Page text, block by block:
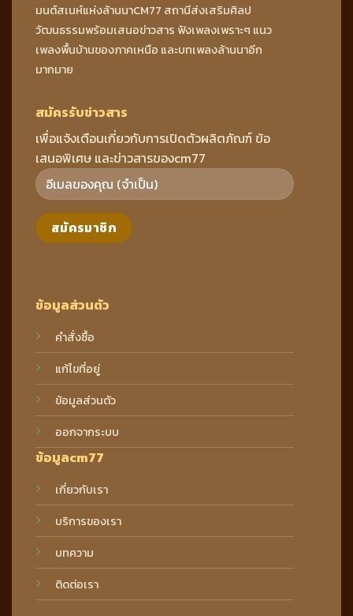
มนต์สเนห์แห่งล้านนาCM77 สถานีส่งเสริมศิลป
วัฒนธรรมพร้อมเสนอข่าวสาร ฟังเพลงเพราะๆ แนว
เพลงพื้นบ้านของภาคเหนือ และบทเพลงล้านนาอีก
มากมาย
ข้อมูลส่วนตัว
คำสั่งซื้อ
แก้ไขที่อยู่
ข้อมูลส่วนตัว
ออกจากระบบ
ข้อมูลcm77
เกี่ยวกับเรา
บริการของเรา
บทความ
ติดต่อเรา
สมัครรับข่าวสาร
เพื่อแจ้งเตือนเกี่ยวกับการเปิดตัวผลิตภัณฑ์ ข้อ
เสนอพิเศษ และข่าวสารของcm77